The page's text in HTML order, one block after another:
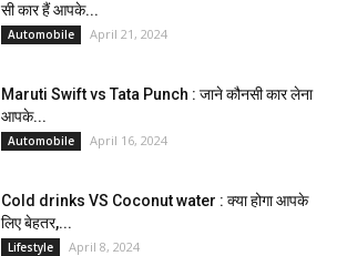
सी कार हैं आपके...
Automobile April 21, 2024
Maruti Swift vs Tata Punch : जाने कौनसी कार लेना
आपके...
Automobile April 16, 2024
Cold drinks VS Coconut water : क्या होगा आपके
लिए बेहतर,...
Lifestyle April 8, 2024